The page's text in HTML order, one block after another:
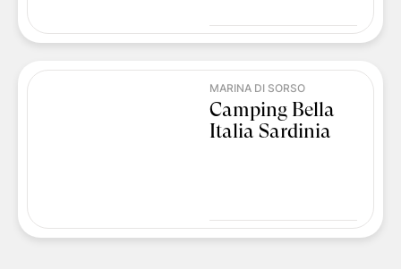
MARINA DI SORSO
Camping Bella
Italia Sardinia